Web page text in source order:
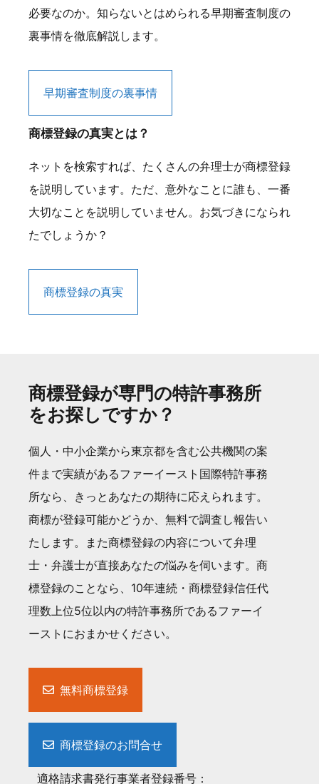
必要なのか。知らないとはめられる早期審査制度の
裏事情を徹底解説します。
早期審査制度の裏事情
商標登録の真実とは？
ネットを検索すれば、たくさんの弁理士が商標登録
を説明しています。ただ、意外なことに誰も、一番
大切なことを説明していません。お気づきになられ
たでしょうか？
商標登録の真実
商標登録が専門の特許事務所
をお探しですか？
個人・中小企業から東京都を含む公共機関の案
件まで実績があるファーイースト国際特許事務
所なら、きっとあなたの期待に応えられます。
商標が登録可能かどうか、無料で調査し報告い
たします。また商標登録の内容について弁理
士・弁護士が直接あなたの悩みを伺います。商
標登録のことなら、10年連続・商標登録信任代
理数上位5位以内の特許事務所であるファーイ
ーストにおまかせください。
無料商標登録
商標登録のお問合せ
適格請求書発行事業者登録番号：